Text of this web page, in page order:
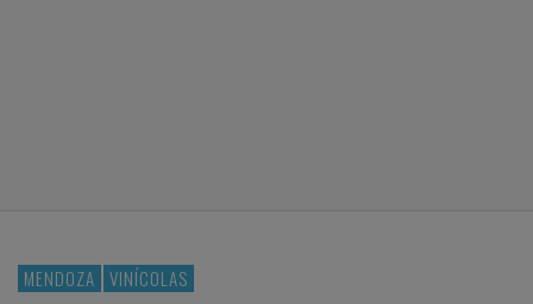
MENDOZA VINÍCOLAS